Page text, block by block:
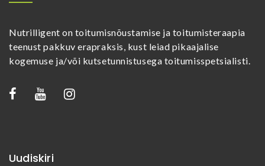
Nutrilligent on toitumisnõustamise ja toitumisteraapia
teenust pakkuv erapraksis, kust leiad pikaajalise
kogemuse ja/või kutsetunnistusega toitumisspetsialisti.
Uudiskiri